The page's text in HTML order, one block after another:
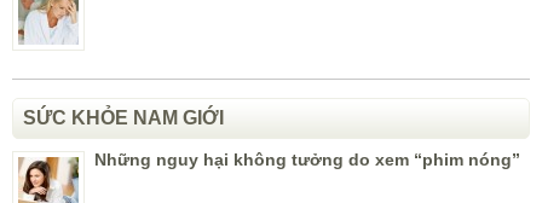
SỨC KHỎE NAM GIỚI
Những nguy hại không tưởng do xem “phim nóng”